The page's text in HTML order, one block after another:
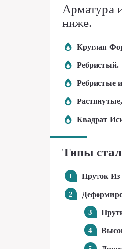
Арматура
ниже.
Круглая
Ребристый.
Ребристые
Квадрат
Типы
Пруток